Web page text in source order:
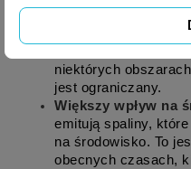
Wady quadów
niektórych
jest ograniczany.
Większy wpływ na
emitują spaliny,
na środowisko. To
obecnych czasach,